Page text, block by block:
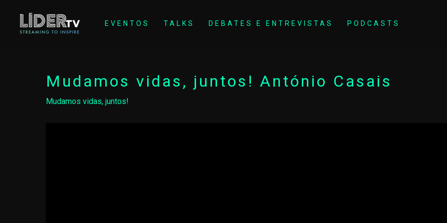
EVENTOS TALKS DEBATES E ENTREVISTAS PODCASTS
Mudamos vidas, juntos! António Casais
Mudamos vidas, juntos!